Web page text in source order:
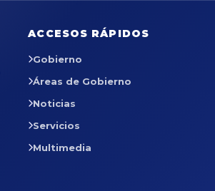
ACCESOS RÁPIDOS
Gobierno
Áreas de Gobierno
Noticias
Servicios
Multimedia